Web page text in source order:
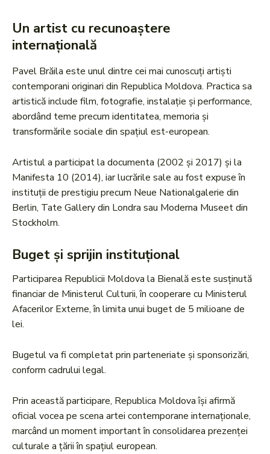
Un artist cu recunoaștere
internațională
Pavel Brăila este unul dintre cei mai cunoscuți artiști
contemporani originari din Republica Moldova. Practica sa
artistică include film, fotografie, instalație și performance,
abordând teme precum identitatea, memoria și
transformările sociale din spațiul est-european.
Artistul a participat la documenta (2002 și 2017) și la
Manifesta 10 (2014), iar lucrările sale au fost expuse în
instituții de prestigiu precum Neue Nationalgalerie din
Berlin, Tate Gallery din Londra sau Moderna Museet din
Stockholm.
Buget și sprijin instituțional
Participarea Republicii Moldova la Bienală este susținută
financiar de Ministerul Culturii, în cooperare cu Ministerul
Afacerilor Externe, în limita unui buget de 5 milioane de
lei.
Bugetul va fi completat prin parteneriate și sponsorizări,
conform cadrului legal.
Prin această participare, Republica Moldova își afirmă
oficial vocea pe scena artei contemporane internaționale,
marcând un moment important în consolidarea prezenței
culturale a țării în spațiul european.